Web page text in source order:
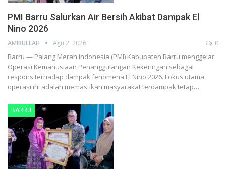
PMI Barru Salurkan Air Bersih Akibat Dampak El
Nino 2026
AMIRULLAH Agu 2, 2026 0
Barru — Palang Merah Indonesia (PMI) Kabupaten Barru menggelar
Operasi Kemanusiaan Penanggulangan Kekeringan sebagai
respons terhadap dampak fenomena El Nino 2026. Fokus utama
operasi ini adalah memastikan masyarakat terdampak tetap…
BARRU